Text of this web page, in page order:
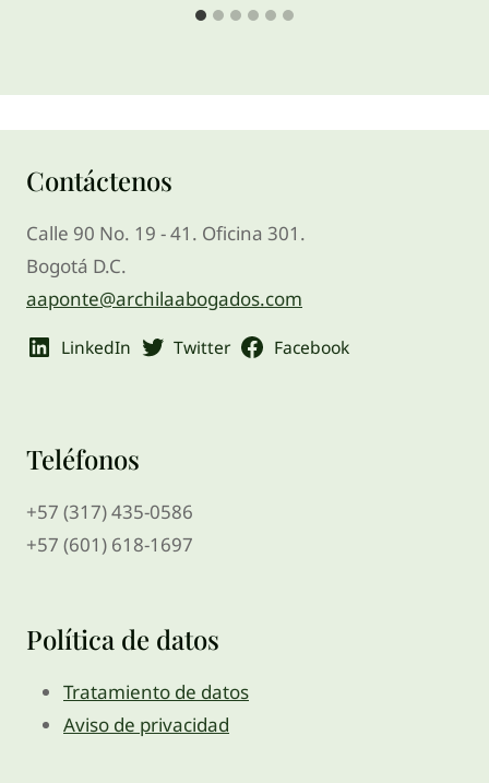
Contáctenos
Calle 90 No. 19 - 41. Oficina 301.
Bogotá D.C.
aaponte@archilaabogados.com
LinkedIn Twitter Facebook
Teléfonos
+57 (317) 435-0586
+57 (601) 618-1697
Política de datos
Tratamiento de datos
Aviso de privacidad